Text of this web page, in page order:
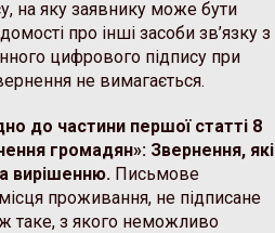
на яку заявнику може бути
про інші засоби зв’язку з
цифрового підпису при
не вимагається.
до частини першої статті 8
громадян»: Звернення, які
вирішенню.Письмове
проживання, не підписане
таке, з якого неможливо